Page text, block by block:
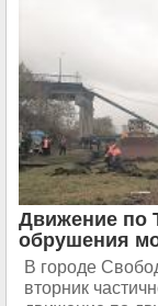
Движение по
обрушения
В городе
вторник